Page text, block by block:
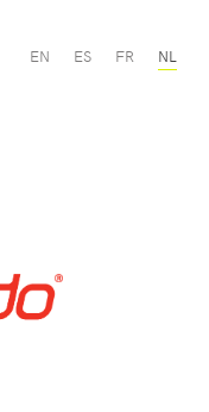
NL
EN ES FR